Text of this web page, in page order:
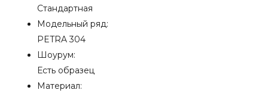
Стандартная
Модельный ряд:
PETRA 304
Шоурум:
Есть образец
Материал: